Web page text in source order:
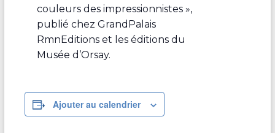
couleurs des impressionnistes »,
publié chez GrandPalais
RmnEditions et les éditions du
Musée d’Orsay.
Ajouter au calendrier